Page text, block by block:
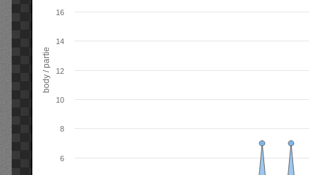
body / partie
6
8
10
12
14
16